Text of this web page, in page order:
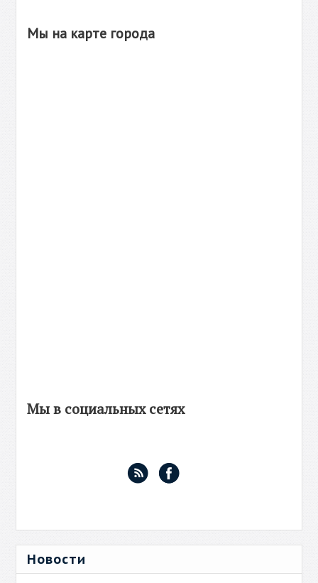
Мы на карте города
Мы в социальных сетях
Новости